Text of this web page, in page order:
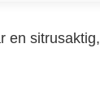
en sitrusaktig,